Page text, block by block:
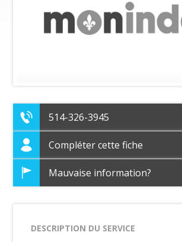
514-326-3945
Compléter cette fiche
Mauvaise information?
DESCRIPTION DU SERVICE